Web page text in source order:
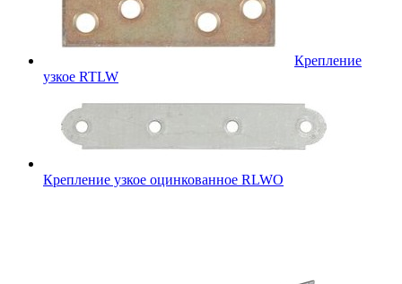
Крепление
узкое RTLW
Крепление узкое оцинкованное RLWO